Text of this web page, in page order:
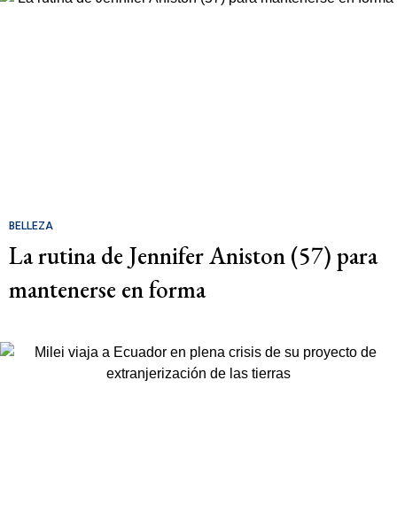
BELLEZA
La rutina de Jennifer Aniston (57) para
mantenerse en forma